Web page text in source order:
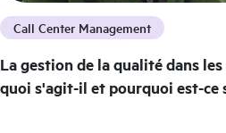
Call Center Management
La gestion de la qualité dans
quoi s'agit-il et pourquoi est-ce